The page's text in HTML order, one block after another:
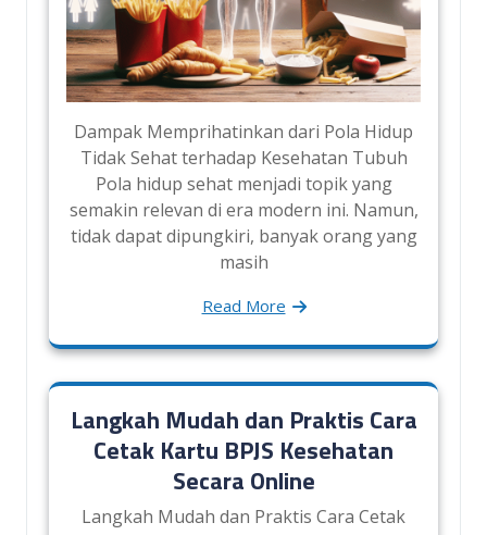
Dampak Memprihatinkan dari Pola Hidup
Tidak Sehat terhadap Kesehatan Tubuh
Pola hidup sehat menjadi topik yang
semakin relevan di era modern ini. Namun,
tidak dapat dipungkiri, banyak orang yang
masih
Read More
Langkah Mudah dan Praktis Cara
Cetak Kartu BPJS Kesehatan
Secara Online
Langkah Mudah dan Praktis Cara Cetak